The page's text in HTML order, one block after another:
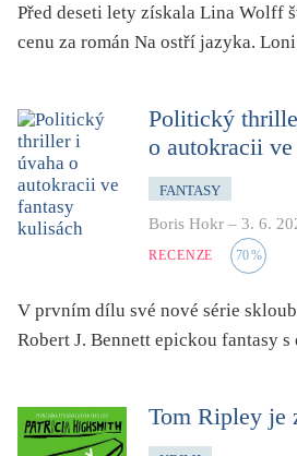
špionážní
tělo
trauma
umění, design, architektura
upír, démon, vlkodlak
utopie
vesmír
young adult
Před deseti lety získala Lina Wolff
cenu za román Na ostří jazyka.
Politický
o autokracii
FANTASY
Boris Hokr – 3. 6.
RECENZE 70%
V prvním dílu své nové série
Robert J. Bennett epickou fantasy
Tom Ripley je